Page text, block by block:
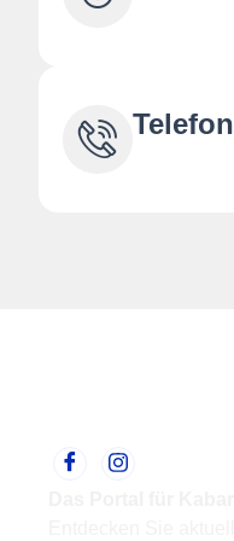
Telefon